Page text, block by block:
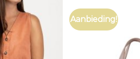
Aanbieding!